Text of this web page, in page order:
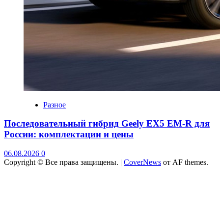
Разное
Последовательный гибрид Geely EX5 EM-R для
России: комплектации и цены
06.08.2026 0
Copyright © Все права защищены. | CoverNews от AF themes.